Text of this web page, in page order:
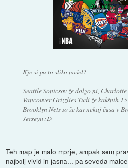
Kje si pa to sliko našel?
Seattle Sonicsov že dolgo ni, Charlotte
Vancouver Grizzlies Tudi že kakšnih
Brooklyn Nets so že kar nekaj časa v
Jerseyu :D
Teh map je malo morje, ampak sem
najbolj vivid in jasna... pa seveda